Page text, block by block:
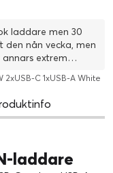
laddare men 30
nån vecka, men
extrem
Verkar dock som
C 1xUSB-A White
laddare